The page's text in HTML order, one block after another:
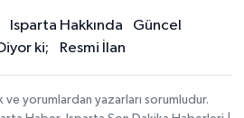
Isparta Hakkında
Güncel
ki;
Resmi İlan
ve yorumlardan yazarları sorumludur.